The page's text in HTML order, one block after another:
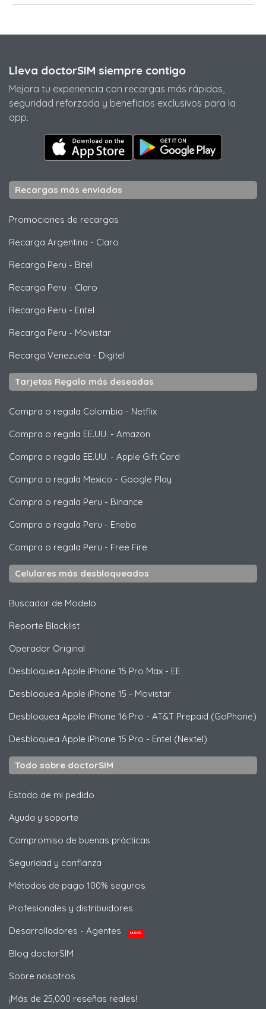
Lleva doctorSIM siempre contigo
Mejora tu experiencia con recargas más rápidas,
seguridad reforzada y beneficios exclusivos para la
app.
Recargas más enviadas
Promociones de recargas
Recarga Argentina - Claro
Recarga Peru - Bitel
Recarga Peru - Claro
Recarga Peru - Entel
Recarga Peru - Movistar
Recarga Venezuela - Digitel
Tarjetas Regalo más deseadas
Compra o regala Colombia - Netflix
Compra o regala EE.UU. - Amazon
Compra o regala EE.UU. - Apple Gift Card
Compra o regala Mexico - Google Play
Compra o regala Peru - Binance
Compra o regala Peru - Eneba
Compra o regala Peru - Free Fire
Celulares más desbloqueados
Buscador de Modelo
Reporte Blacklist
Operador Original
Desbloquea Apple iPhone 15 Pro Max - EE
Desbloquea Apple iPhone 15 - Movistar
Desbloquea Apple iPhone 16 Pro - AT&T Prepaid (GoPhone)
Desbloquea Apple iPhone 15 Pro - Entel (Nextel)
Todo sobre doctorSIM
Estado de mi pedido
Ayuda y soporte
Compromiso de buenas prácticas
Seguridad y confianza
Métodos de pago 100% seguros
Profesionales y distribuidores
Desarrolladores - Agentes
NUEVO
Blog doctorSIM
Sobre nosotros
¡Más de 25,000 reseñas reales!